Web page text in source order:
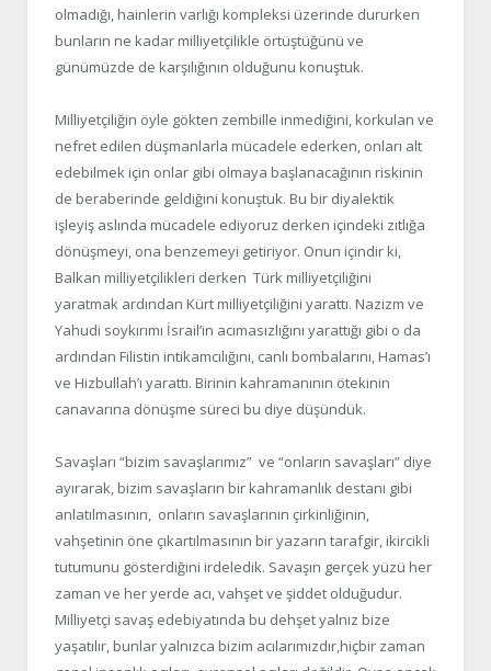
olmadığı, hainlerin varlığı kompleksi üzerinde dururken
bunların ne kadar milliyetçilikle örtüştüğünü ve
günümüzde de karşılığının olduğunu konuştuk.
Milliyetçiliğin öyle gökten zembille inmediğini, korkulan ve
nefret edilen düşmanlarla mücadele ederken, onları alt
edebilmek için onlar gibi olmaya başlanacağının riskinin
de beraberinde geldiğini konuştuk. Bu bir diyalektik
işleyiş aslında mücadele ediyoruz derken içindeki zıtlığa
dönüşmeyi, ona benzemeyi getiriyor. Onun içindir ki,
Balkan milliyetçilikleri derken Türk milliyetçiliğini
yaratmak ardından Kürt milliyetçiliğini yarattı. Nazizm ve
Yahudi soykırımı İsrail’in acımasızlığını yarattığı gibi o da
ardından Filistin intikamcılığını, canlı bombalarını, Hamas’ı
ve Hizbullah’ı yarattı. Birinin kahramanının ötekinin
canavarına dönüşme süreci bu diye düşündük.
Savaşları “bizim savaşlarımız” ve “onların savaşları” diye
ayırarak, bizim savaşların bir kahramanlık destanı gibi
anlatılmasının, onların savaşlarının çirkinliğinin,
vahşetinin öne çıkartılmasının bir yazarın tarafgir, ikircikli
tutumunu gösterdiğini irdeledik. Savaşın gerçek yüzü her
zaman ve her yerde acı, vahşet ve şiddet olduğudur.
Milliyetçi savaş edebiyatında bu dehşet yalnız bize
yaşatılır, bunlar yalnızca bizim acılarımızdır,hiçbir zaman